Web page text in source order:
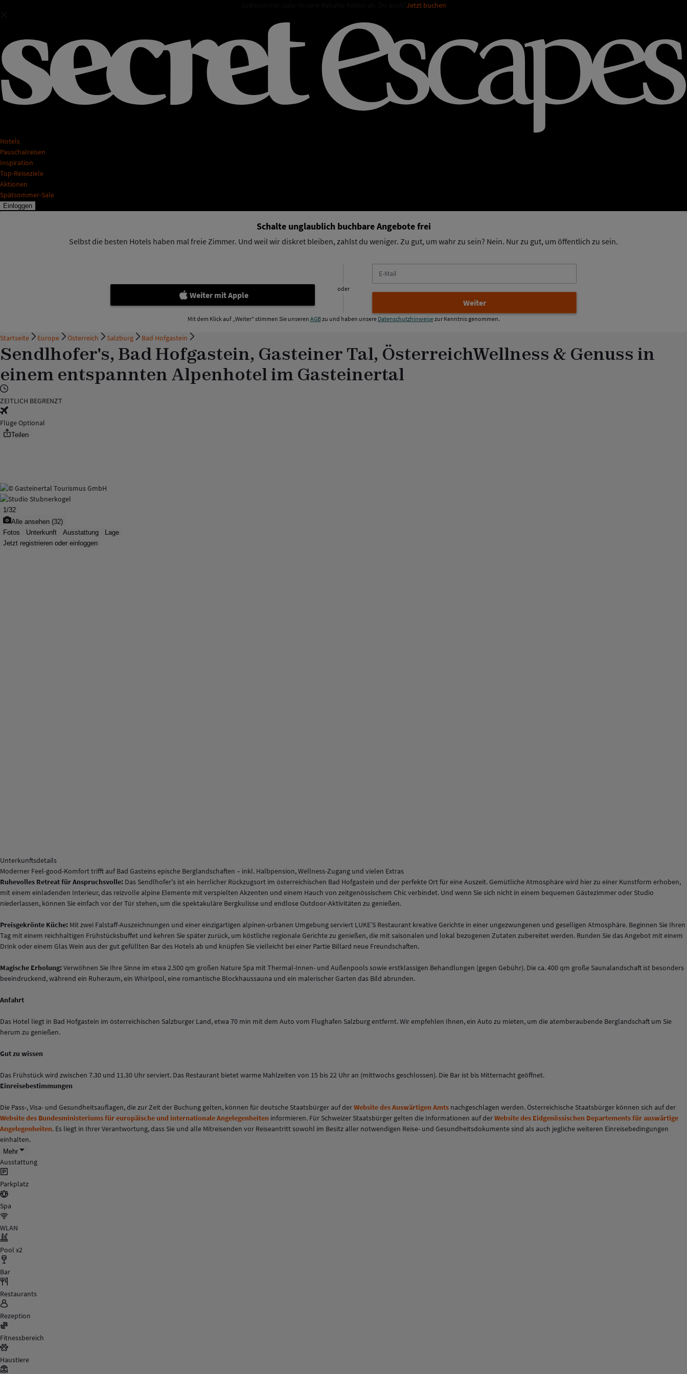
Jetzt buchen
Hotels
Pauschalreisen
Inspiration
Top-Reiseziele
Aktionen
Spätsommer-Sale
Einloggen
Schalte unglaublich buchbare Angebote frei
Selbst die besten Hotels haben mal freie Zimmer. Und weil wir diskret bleiben, zahlst du weniger. Zu gut, um wahr zu sein? Nein. Nur zu gut, um öffentlich zu sein.
Mail
oder
Weiter mit Apple
Mit dem Klick auf „Weiter" stimmen Sie unseren AGBzu und haben unsere Datenschutzhinweisezur Kenntnis genommen.
Startseite Europe Österreich Salzburg Bad Hofgastein
Sendlhofer's, Bad Hofgastein, Gasteiner Tal, ÖsterreichWellness & Genuss in
einem entspannten Alpenhotel im Gasteinertal
ZEITLICH BEGRENZT
Flüge Optional
Teilen
1/32
Alle ansehen (32)
Fotos
Unterkunft Ausstattung
Lage
Jetzt registrieren oder einloggen
Unterkunftsdetails
Moderner Feel-good-Komfort trifft auf Bad Gasteins epische Berglandschaften – inkl. Halbpension, Wellness-Zugang und vielen Extras
Ruhevolles Retreat für Anspruchsvolle: Das Sendlhofer's ist ein herrlicher Rückzugsort im österreichischen Bad Hofgastein und der perfekte Ort für eine Auszeit. Gemütliche Atmosphäre wird hier zu einer Kunstform erhoben,
mit einem einladenden Interieur, das reizvolle alpine Elemente mit verspielten Akzenten und einem Hauch von zeitgenössischem Chic verbindet. Und wenn Sie sich nicht in einem bequemen Gästezimmer oder Studio
niederlassen, können Sie einfach vor der Tür stehen, um die spektakuläre Bergkulisse und endlose Outdoor-Aktivitäten zu genießen.
Preisgekrönte Küche: Mit zwei Falstaff-Auszeichnungen und einer einzigartigen alpinen-urbanen Umgebung serviert LUKE’S Restaurant kreative Gerichte in einer ungezwungenen und geselligen Atmosphäre. Beginnen Sie Ihren
Tag mit einem reichhaltigen Frühstücksbuffet und kehren Sie später zurück, um köstliche regionale Gerichte zu genießen, die mit saisonalen und lokal bezogenen Zutaten zubereitet werden. Runden Sie das Angebot mit einem
Drink oder einem Glas Wein aus der gut gefüllten Bar des Hotels ab und knüpfen Sie vielleicht bei einer Partie Billard neue Freundschaften.
Magische Erholung:Verwöhnen Sie Ihre Sinne im etwa 2.500 qm großen Nature Spa mit Thermal-Innen- und Außenpools sowie erstklassigen Behandlungen (gegen Gebühr). Die ca. 400 qm große Saunalandschaft ist besonders
beeindruckend, während ein Ruheraum, ein Whirlpool, eine romantische Blockhaussauna und ein malerischer Garten das Bild abrunden.
Anfahrt
Das Hotel liegt in Bad Hofgastein im österreichischen Salzburger Land, etwa 70 min mit dem Auto vom Flughafen Salzburg entfernt. Wir empfehlen Ihnen, ein Auto zu mieten, um die atemberaubende Berglandschaft um Sie
herum zu genießen.
Gut zu wissen
Das Frühstück wird zwischen 7.30 und 11.30 Uhr serviert. Das Restaurant bietet warme Mahlzeiten von 15 bis 22 Uhr an (mittwochs geschlossen). Die Bar ist bis Mitternacht geöffnet.
Einreisebestimmungen
Die Pass-, Visa- und Gesundheitsauflagen, die zur Zeit der Buchung gelten, können für deutsche Staatsbürger auf derWebsite des Auswärtigen Amts nachgeschlagen werden. Österreichische Staatsbürger können sich auf der
Website des Bundesministeriums für europäische und internationale Angelegenheiten informieren. Für Schweizer Staatsbürger gelten die Informationen auf derWebsite des Eidgenössischen Departements für auswärtige
Angelegenheiten. Es liegt in Ihrer Verantwortung, dass Sie und alle Mitreisenden vor Reiseantritt sowohl im Besitz aller notwendigen Reise- und Gesundheitsdokumente sind als auch jegliche weiteren Einreisebedingungen
einhalten.
Mehr
Ausstattung
Parkplatz
Spa
WLAN
Pool x2
Bar
Restaurants
Rezeption
Fitnessbereich
Haustiere